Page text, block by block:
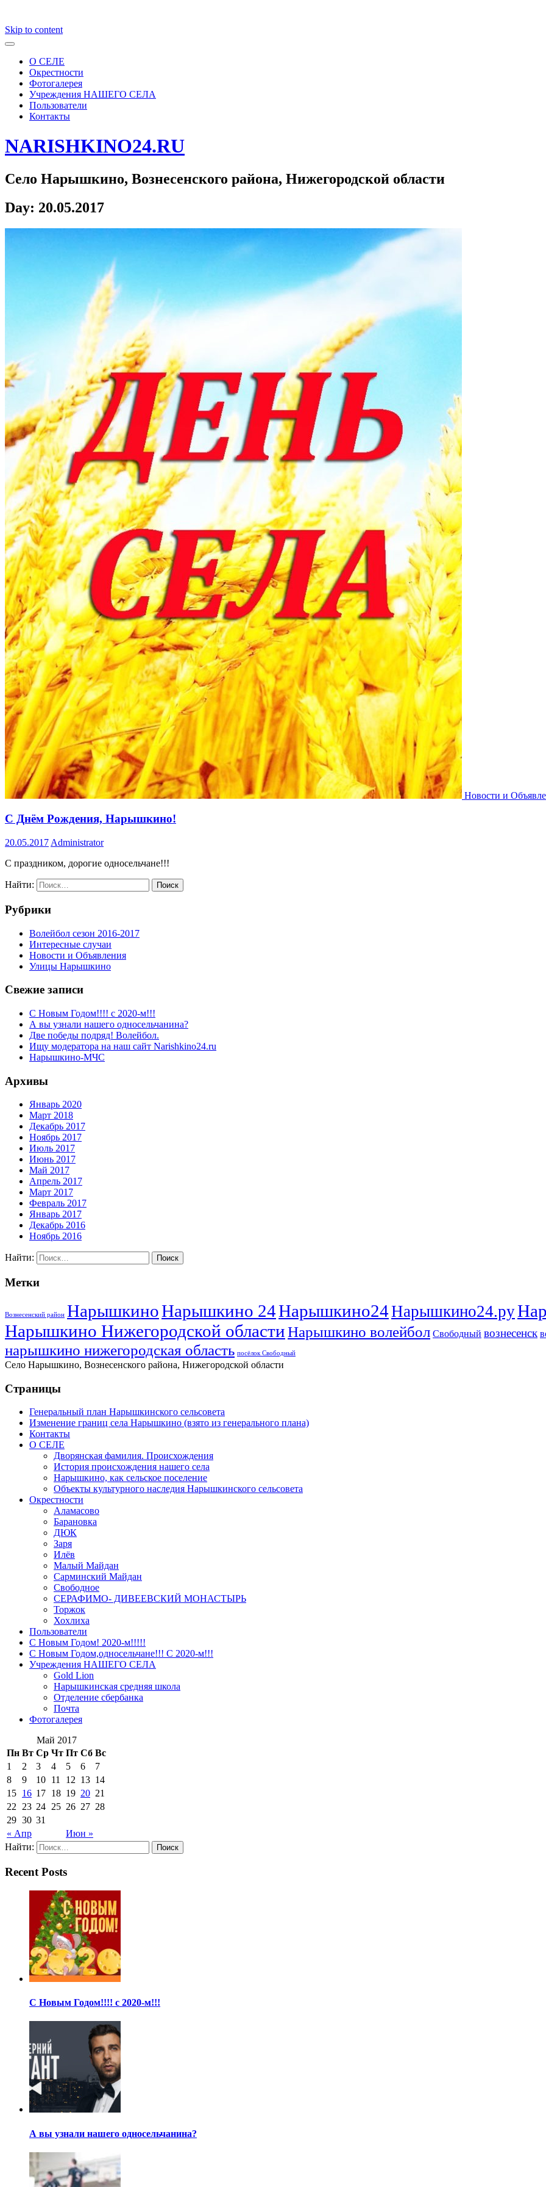
Skip to content
О СЕЛЕ
Окрестности
Фотогалерея
Учреждения НАШЕГО СЕЛА
Пользователи
Контакты
NARISHKINO24.RU
Село Нарышкино, Вознесенского района, Нижегородской области
Day: 20.05.2017
Новости и
С Днём Рождения, Нарышкино!
20.05.2017 Administrator
С праздником, дорогие односельчане!!!
Найти:
Рубрики
Волейбол сезон 2016-2017
Интересные случаи
Новости и Объявления
Улицы Нарышкино
Свежие записи
С Новым Годом!!!! с 2020-м!!!
А вы узнали нашего односельчанина?
Две победы подряд! Волейбол.
Ищу модератора на наш сайт Narishkino24.ru
Нарышкино-МЧС
Архивы
Январь 2020
Март 2018
Декабрь 2017
Ноябрь 2017
Июль 2017
Июнь 2017
Май 2017
Апрель 2017
Март 2017
Февраль 2017
Январь 2017
Декабрь 2016
Ноябрь 2016
Найти:
Метки
Вознесенский район НарышкиноНарышкино 24Нарышкино24Нарышкино24.ру
Нарышкино Нижегородской областиНарышкино волейбол Свободный вознесенск
нарышкино нижегородская область посёлок Свободный
Село Нарышкино, Вознесенского района, Нижегородской области
Страницы
Генеральный план Нарышкинского сельсовета
Изменение границ села Нарышкино (взято из генерального плана)
Контакты
О СЕЛЕ
Дворянская фамилия. Происхождения
История происхождения нашего села
Нарышкино, как сельское поселение
Объекты культурного наследия Нарышкинского сельсовета
Окрестности
Аламасово
Барановка
ДЮК
Заря
Илёв
Малый Майдан
Сарминский Майдан
Свободное
СЕРАФИМО- ДИВЕЕВСКИЙ МОНАСТЫРЬ
Торжок
Хохлиха
Пользователи
С Новым Годом! 2020-м!!!!!
С Новым Годом,односельчане!!! С 2020-м!!!
Учреждения НАШЕГО СЕЛА
Gold Lion
Нарышкинская средняя школа
Отделение сбербанка
Почта
Фотогалерея
Май 2017
Пн Вт Ср Чт Пт Сб Вс
« Апр Июн »
1 2 3 4 5 6
7
8
9 10 11 12 13 14
15 16 17 18 19 20 21
22
23 24 25 26 27 28
29 30 31
Найти:
Recent Posts
С Новым Годом!!!! с 2020-м!!!
А вы узнали нашего односельчанина?